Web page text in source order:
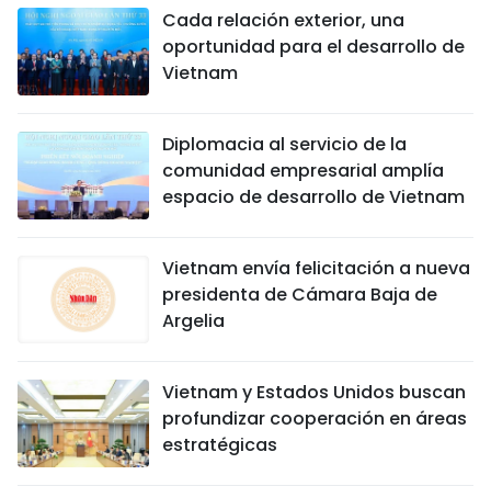
Cada relación exterior, una
oportunidad para el desarrollo de
Vietnam
Diplomacia al servicio de la
comunidad empresarial amplía
espacio de desarrollo de Vietnam
Vietnam envía felicitación a nueva
presidenta de Cámara Baja de
Argelia
Vietnam y Estados Unidos buscan
profundizar cooperación en áreas
estratégicas